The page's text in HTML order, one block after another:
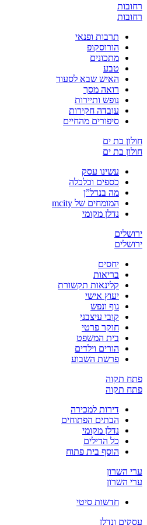
רחובות
רחובות
תרבות ופנאי
הורוסקופ
מתכונים
טבע
האיש שבא לסעוד
רואה מסך
נופש ותיירות
עובדה חקירות
סיפורים מהחיים
חולון בת ים
חולון בת ים
עשינו עסק
כספים וכלכלה
מה בנדל”ן
המומחים של mcity
נדלן מקומי
ירושלים
ירושלים
יחסים
בריאות
קלינאות תקשורת
יעוץ אישי
גוף ונפש
קובי עיצבני
חוקר פרטי
בית המשפט
הורים וילדים
פרשת השבוע
פתח תקוה
פתח תקוה
דירות למכירה
הבתים הפתוחים
נדלן מקומי
כל הדילים
הוסף בית פתוח
ערי השרון
ערי השרון
חדשות סיטי
עסקים ונדלן